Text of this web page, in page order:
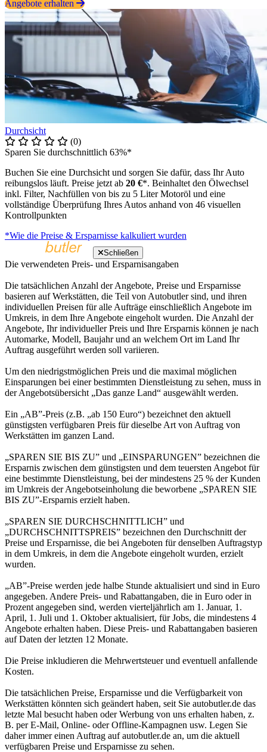
Angebote erhalten
Durchsicht
(0)
Sparen Sie durchschnittlich 63%*
Buchen Sie eine Durchsicht und sorgen Sie dafür, dass Ihr Auto
reibungslos läuft. Preise jetzt ab 20 €*. Beinhaltet den Ölwechsel
inkl. Filter, Nachfüllen von bis zu 5 Liter Motoröl und eine
vollständige Überprüfung Ihres Autos anhand von 46 visuellen
Kontrollpunkten
*Wie die Preise & Ersparnisse kalkuliert wurden
Schließen
Die verwendeten Preis- und Ersparnisangaben
Die tatsächlichen Anzahl der Angebote, Preise und Ersparnisse
basieren auf Werkstätten, die Teil von Autobutler sind, und ihren
individuellen Preisen für alle Aufträge einschließlich Angebote im
Umkreis, in dem Ihre Angebote eingeholt wurden. Die Anzahl der
Angebote, Ihr individueller Preis und Ihre Ersparnis können je nach
Automarke, Modell, Baujahr und an welchem Ort im Land Ihr
Auftrag ausgeführt werden soll variieren.
Um den niedrigstmöglichen Preis und die maximal möglichen
Einsparungen bei einer bestimmten Dienstleistung zu sehen, muss in
der Angebotsübersicht „Das ganze Land“ ausgewählt werden.
Ein „AB”-Preis (z.B. „ab 150 Euro“) bezeichnet den aktuell
günstigsten verfügbaren Preis für dieselbe Art von Auftrag von
Werkstätten im ganzen Land.
„SPAREN SIE BIS ZU” und „EINSPARUNGEN” bezeichnen die
Ersparnis zwischen dem günstigsten und dem teuersten Angebot für
eine bestimmte Dienstleistung, bei der mindestens 25 % der Kunden
im Umkreis der Angebotseinholung die beworbene „SPAREN SIE
BIS ZU”-Ersparnis erzielt haben.
„SPAREN SIE DURCHSCHNITTLICH” und
„DURCHSCHNITTSPREIS” bezeichnen den Durchschnitt der
Preise und Ersparnisse, die bei Angeboten für denselben Auftragstyp
in dem Umkreis, in dem die Angebote eingeholt wurden, erzielt
wurden.
„AB”-Preise werden jede halbe Stunde aktualisiert und sind in Euro
angegeben. Andere Preis- und Rabattangaben, die in Euro oder in
Prozent angegeben sind, werden vierteljährlich am 1. Januar, 1.
April, 1. Juli und 1. Oktober aktualisiert, für Jobs, die mindestens 4
Angebote erhalten haben. Diese Preis- und Rabattangaben basieren
auf Daten der letzten 12 Monate.
Die Preise inkludieren die Mehrwertsteuer und eventuell anfallende
Kosten.
Die tatsächlichen Preise, Ersparnisse und die Verfügbarkeit von
Werkstätten könnten sich geändert haben, seit Sie autobutler.de das
letzte Mal besucht haben oder Werbung von uns erhalten haben, z.
B. per E-Mail, Online- oder Offline-Kampagnen usw. Legen Sie
daher immer einen Auftrag auf autobutler.de an, um die aktuell
verfügbaren Preise und Ersparnisse zu sehen.